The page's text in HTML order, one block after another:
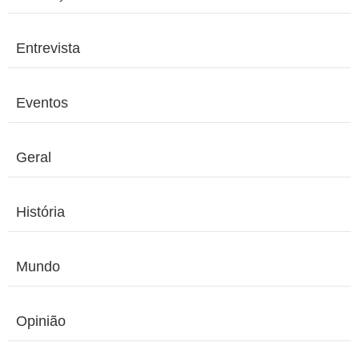
Entrevista
Eventos
Geral
História
Mundo
Opinião